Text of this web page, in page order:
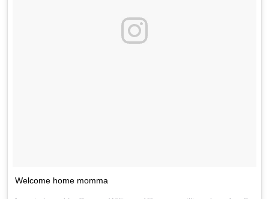
Welcome home momma